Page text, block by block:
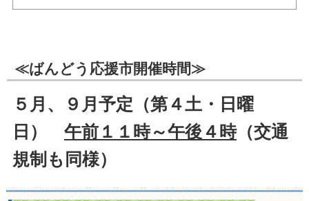
≪ばんどう応援市開催時間≫
５月、９月予定（第４土・日曜
日） 午前１１時～午後４時（交通
規制も同様）